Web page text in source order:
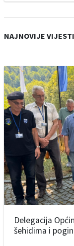
NAJNOVIJE VIJESTI
Delegacija
šehidima i